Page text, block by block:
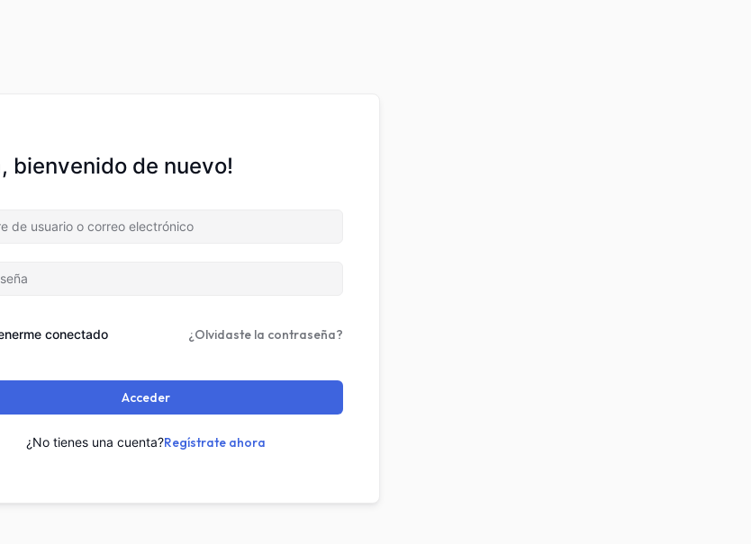
bienvenido de nuevo!
conectado ¿Olvidaste la contraseña?
Acceder
¿No tienes una cuenta?Regístrate ahora